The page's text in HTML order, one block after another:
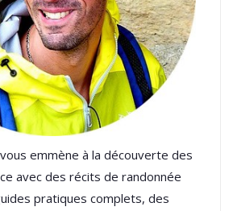
emmène à la découverte des
avec des récits de randonnée
pratiques complets, des